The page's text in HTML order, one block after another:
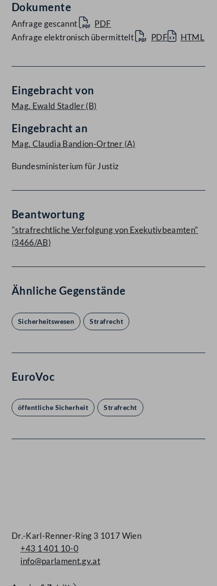
Dokumente
Anfrage gescannt
PDF
Anfrage elektronisch übermittelt
PDF HTML
Eingebracht von
Mag. Ewald Stadler(B)
Eingebracht an
Mag. Claudia Bandion-Ortner (A)
Bundesministerium für Justiz
Beantwortung
"strafrechtliche Verfolgung von Exekutivbeamten"
(3466/AB)
Ähnliche Gegenstände
Sicherheitswesen Strafrecht
EuroVoc
öffentliche Sicherheit Strafrecht
Dr.-Karl-Renner-Ring 3 1017 Wien
+43 1 401 10-0
info@parlament.gv.at